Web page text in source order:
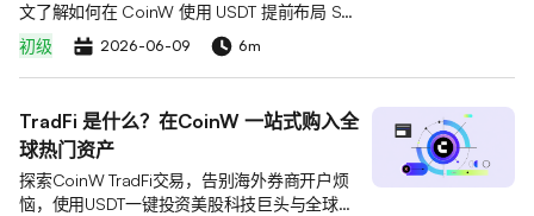
文了解如何在 CoinW 使用 USDT 提前布局 Spa
ceX、OpenAI 等顶级未上市明星企业，免锁
仓、高流动性，轻松抢占科技红利。
初级 2026-06-09 6m
TradFi 是什么？在CoinW 一站式购入全
球热门资产
探索CoinW TradFi交易，告别海外券商开户烦
恼，使用USDT一键投资美股科技巨头与全球大